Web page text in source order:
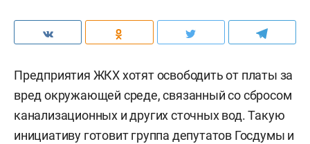
Предприятия ЖКХ хотят освободить от платы за
вред окружающей среде, связанный со сбросом
канализационных и других сточных вод. Такую
инициативу готовит группа депутатов Госдумы и